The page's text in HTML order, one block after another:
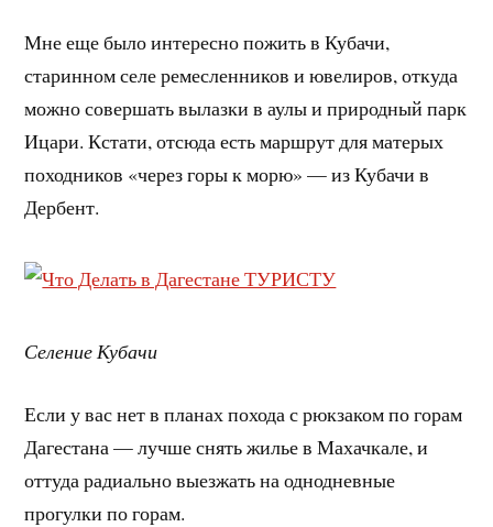
Мне еще было интересно пожить в Кубачи,
старинном селе ремесленников и ювелиров, откуда
можно совершать вылазки в аулы и природный парк
Ицари. Кстати, отсюда есть маршрут для матерых
походников «через горы к морю» — из Кубачи в
Дербент.
Селение Кубачи
Если у вас нет в планах похода с рюкзаком по горам
Дагестана — лучше снять жилье в Махачкале, и
оттуда радиально выезжать на однодневные
прогулки по горам.